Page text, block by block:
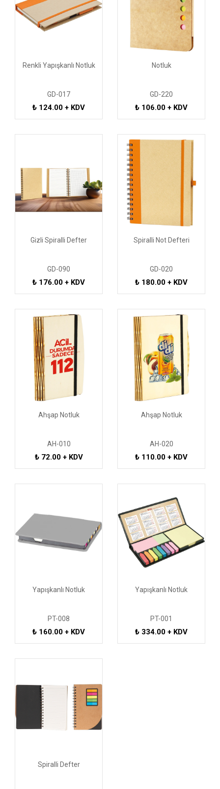
Renkli Yapışkanlı Notluk
GD-017
₺ 124.00 + KDV
Notluk
GD-220
₺ 106.00 + KDV
Gizli Spiralli Defter
GD-090
₺ 176.00 + KDV
Spiralli Not Defteri
GD-020
₺ 180.00 + KDV
Ahşap Notluk
AH-010
₺ 72.00 + KDV
Ahşap Notluk
AH-020
₺ 110.00 + KDV
Yapışkanlı Notluk
PT-008
₺ 160.00 + KDV
Yapışkanlı Notluk
PT-001
₺ 334.00 + KDV
Spiralli Defter